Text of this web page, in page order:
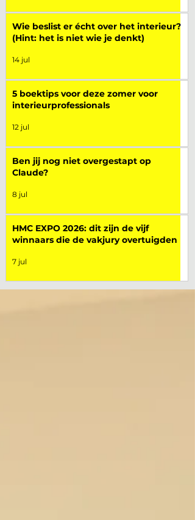
Wie beslist er écht over het interieur?
(Hint: het is niet wie je denkt)
14 jul
5 boektips voor deze zomer voor
interieurprofessionals
12 jul
Ben jij nog niet overgestapt op
Claude?
8 jul
HMC EXPO 2026: dit zijn de vijf
winnaars die de vakjury overtuigden
7 jul